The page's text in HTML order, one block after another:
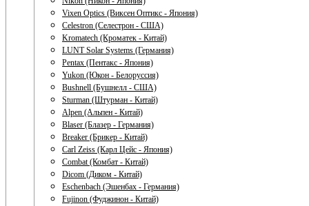
Vixen Optics (Виксен Оптикс - Япония)
Celestron (Селестрон - США)
Kromatech (Кроматек - Китай)
LUNT Solar Systems (Германия)
Pentax (Пентакс - Япония)
Yukon (Юкон - Белоруссия)
Bushnell (Бушнелл - США)
Sturman (Штурман - Китай)
Alpen (Альпен - Китай)
Blaser (Блазер - Германия)
Breaker (Брикер - Китай)
Carl Zeiss (Карл Цейс - Япония)
Combat (Комбат - Китай)
Dicom (Диком - Китай)
Eschenbach (Эшенбах - Германия)
Fujinon (Фуджинон - Китай)